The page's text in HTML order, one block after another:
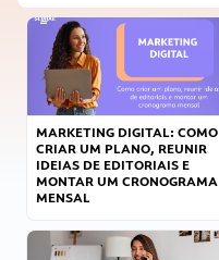
MARKETING DIGITAL: COMO
CRIAR UM PLANO, REUNIR
IDEIAS DE EDITORIAIS E
MONTAR UM CRONOGRAMA
MENSAL